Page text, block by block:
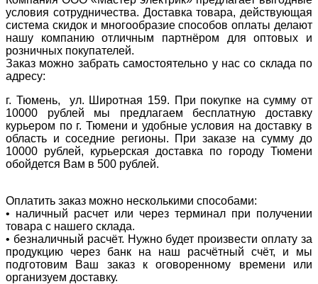
условия сотрудничества. Доставка товара, действующая
система скидок и многообразие способов оплаты делают
нашу компанию отличным партнёром для оптовых и
розничных покупателей.
Заказ можно забрать самостоятельно у нас со склада по
адресу:
г. Тюмень, ул. Широтная 159. При покупке на сумму от
10000 рублей мы предлагаем бесплатную доставку
курьером по г. Тюмени и удобные условия на доставку в
область и соседние регионы. При заказе на сумму до
10000 рублей, курьерская доставка по городу Тюмени
обойдется Вам в 500 рублей.
Оплатить заказ можно несколькими способами:
• наличный расчет или через терминал при получении
товара с нашего склада.
• безналичный расчёт. Нужно будет произвести оплату за
продукцию через банк на наш расчётный счёт, и мы
подготовим Ваш заказ к оговоренному времени или
организуем доставку.